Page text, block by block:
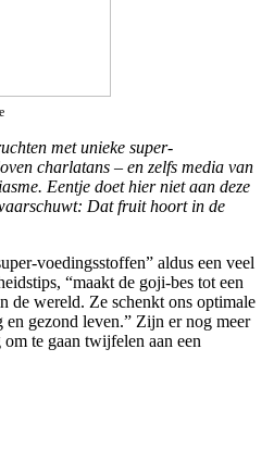
met unieke super-
charlatans – en zelfs media van
Eentje doet hier niet aan deze
Dat fruit hoort in de
voedingsstoffen” aldus een veel
“maakt de goji-bes tot een
de wereld. Ze schenkt ons optimale
en gezond leven.” Zijn er nog meer
te gaan twijfelen aan een